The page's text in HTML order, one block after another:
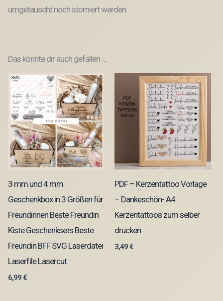
umgetauscht noch storniert werden.
Das könnte dir auch gefallen …
3 mm und 4 mm
Geschenkbox in 3 Größen für
Freundinnen Beste Freundin
Kiste Geschenksets Beste
Freundin BFF SVG Laserdatei
Laserfile Lasercut
6,99€
PDF – Kerzentattoo Vorlage
– Dankeschön- A4
Kerzentattoos zum selber
drucken
3,49€